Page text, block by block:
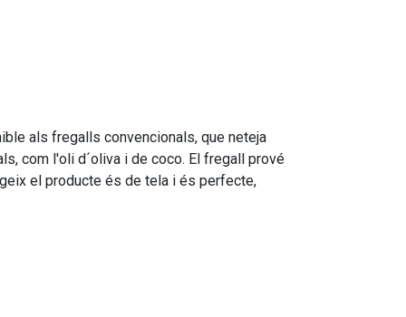
als fregalls convencionals, que neteja
com l'oli d´oliva i de coco. El fregall prové
el producte és de tela i és perfecte,